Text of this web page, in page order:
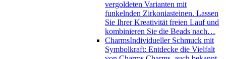
vergoldeten Varianten mit
funkelnden Zirkoniasteinen. Lassen
Sie Ihrer Kreativität freien Lauf und
kombinieren Sie die Beads nach…
CharmsIndividueller Schmuck mit
Symbolkraft: Entdecke die Vielfalt